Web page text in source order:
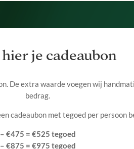
je cadeaubon
De extra waarde voegen wij
bedrag.
cadeaubon met tegoed per persoon
– €475 = €525 tegoed
– €875 = €975 tegoed